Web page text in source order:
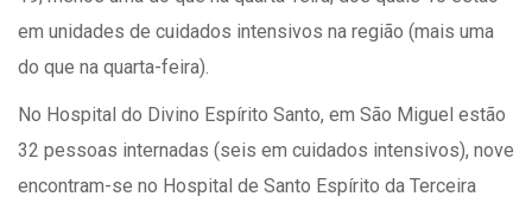
em unidades de cuidados intensivos na região (mais uma
do que na quarta-feira).
No Hospital do Divino Espírito Santo, em São Miguel estão
32 pessoas internadas (seis em cuidados intensivos), nove
encontram-se no Hospital de Santo Espírito da Terceira